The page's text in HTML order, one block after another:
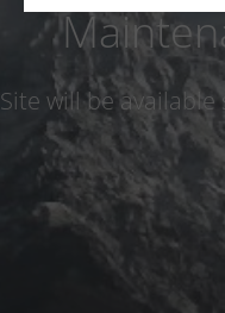
Site will be